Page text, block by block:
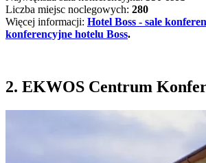
Liczba miejsc noclegowych: 280
Więcej informacji: Hotel Boss - sale
konferencyjne hotelu Boss.
2. EKWOS Centrum